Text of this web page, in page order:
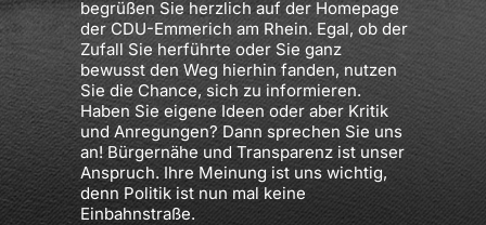
begrüßen Sie herzlich auf der Homepage
der CDU-Emmerich am Rhein. Egal, ob der
Zufall Sie herführte oder Sie ganz
bewusst den Weg hierhin fanden, nutzen
Sie die Chance, sich zu informieren.
Haben Sie eigene Ideen oder aber Kritik
und Anregungen? Dann sprechen Sie uns
an! Bürgernähe und Transparenz ist unser
Anspruch. Ihre Meinung ist uns wichtig,
denn Politik ist nun mal keine
Einbahnstraße.